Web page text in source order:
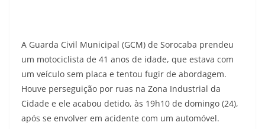
A Guarda Civil Municipal (GCM) de Sorocaba prendeu
um motociclista de 41 anos de idade, que estava com
um veículo sem placa e tentou fugir de abordagem.
Houve perseguição por ruas na Zona Industrial da
Cidade e ele acabou detido, às 19h10 de domingo (24),
após se envolver em acidente com um automóvel.